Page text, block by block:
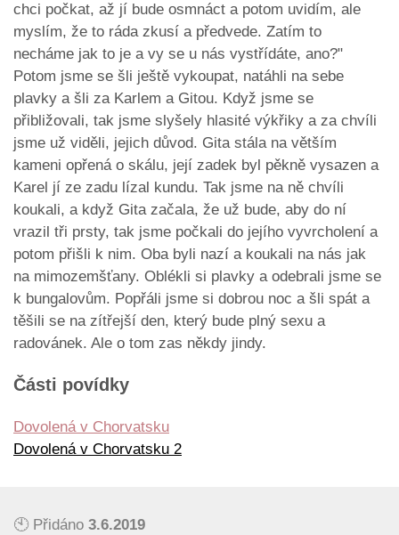
chci počkat, až jí bude osmnáct a potom uvidím, ale
myslím, že to ráda zkusí a předvede. Zatím to
necháme jak to je a vy se u nás vystřídáte, ano?"
Potom jsme se šli ještě vykoupat, natáhli na sebe
plavky a šli za Karlem a Gitou. Když jsme se
přibližovali, tak jsme slyšely hlasité výkřiky a za chvíli
jsme už viděli, jejich důvod. Gita stála na větším
kameni opřená o skálu, její zadek byl pěkně vysazen a
Karel jí ze zadu lízal kundu. Tak jsme na ně chvíli
koukali, a když Gita začala, že už bude, aby do ní
vrazil tři prsty, tak jsme počkali do jejího vyvrcholení a
potom přišli k nim. Oba byli nazí a koukali na nás jak
na mimozemšťany. Oblékli si plavky a odebrali jsme se
k bungalovům. Popřáli jsme si dobrou noc a šli spát a
těšili se na zítřejší den, který bude plný sexu a
radovánek. Ale o tom zas někdy jindy.
Části povídky
Dovolená v Chorvatsku
Dovolená v Chorvatsku 2
🕙 Přidáno 3.6.2019